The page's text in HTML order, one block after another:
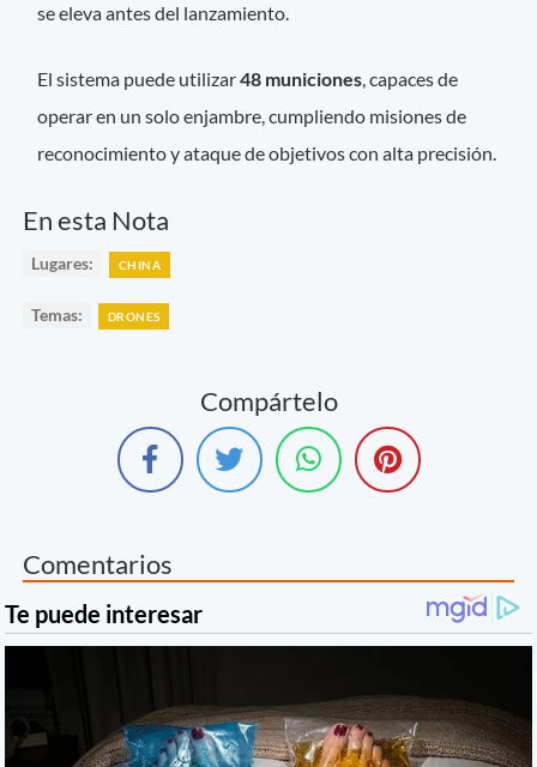
se eleva antes del lanzamiento.
El sistema puede utilizar48 municiones, capaces de
operar en un solo enjambre, cumpliendo misiones de
reconocimiento y ataque de objetivos con alta precisión.
En esta Nota
Lugares: CHINA
Temas: DRONES
Compártelo
Comentarios